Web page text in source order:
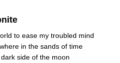
to ease my troubled mind
in the sands of time
side of the moon